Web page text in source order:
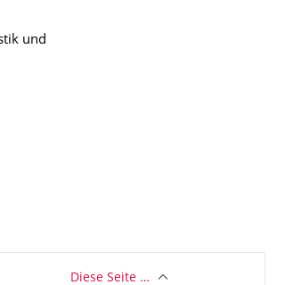
und
Diese Seite …